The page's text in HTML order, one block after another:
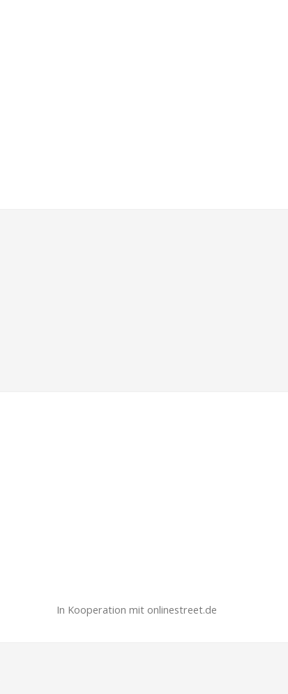
In Kooperation mit onlinestreet.de